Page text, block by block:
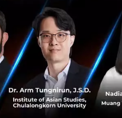
นี้ เขามีคุณสมบัติ
ด้หมายถึงคนที่เรียน
ไปกับการพัฒนา